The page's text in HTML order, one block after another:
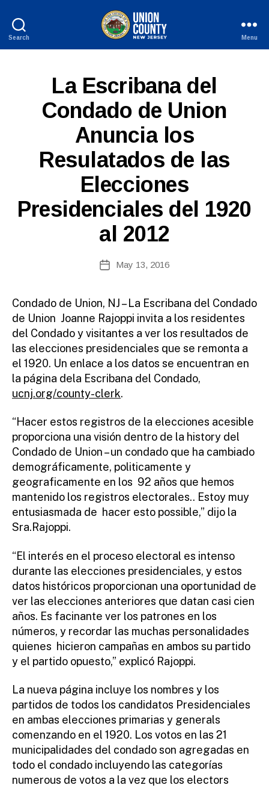
Search
New
Jersey
Menu
CategoriesLa Escribana del
Condado de Union
Anuncia los
Resulatados de las
Elecciones
Presidenciales del 1920
al 2012
author
B
y
W
e
b
Si
ra
to
PostMay 13, 2016
Condado de Union, NJ – La Escribana del Condado
de Union Joanne Rajoppi invita a los residentes
del Condado y visitantes a ver los resultados de
las elecciones presidenciales que se remonta a
el 1920. Un enlace a los datos se encuentran en
la página dela Escribana del Condado,
ucnj.org/county-clerk.
“Hacer estos registros de la elecciones acesible
proporciona una visión dentro de la history del
Condado de Union – un condado que ha cambiado
demográficamente, politicamente y
geograficamente en los 92 años que hemos
mantenido los registros electorales.. Estoy muy
entusiasmada de hacer esto possible,” dijo la
Sra.Rajoppi.
“El interés en el proceso electoral es intenso
durante las elecciones presidenciales, y estos
datos históricos proporcionan una oportunidad de
ver las elecciones anteriores que datan casi cien
años. Es facinante ver los patrones en los
números, y recordar las muchas personalidades
quienes hicieron campañas en ambos su partido
y el partido opuesto,” explicó Rajoppi.
La nueva página incluye los nombres y los
partidos de todos los candidatos Presidenciales
en ambas elecciones primarias y generals
comenzando en el 1920. Los votos en las 21
municipalidades del condado son agregadas en
todo el condado incluyendo las categorías
numerous de votos a la vez que los electors